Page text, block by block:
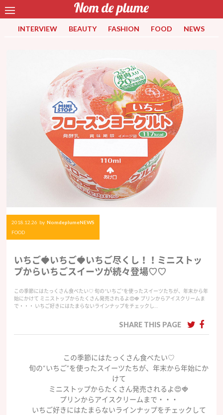
INTERVIEW BEAUTY FASHION FOOD NEWS
2018.12.26 by NomdeplumeNEWS
FOOD
いちご🍓いちご🍓いちご尽くし！！ミニストッ
プからいちごスイーツが続々登場♡♡
この季節にはたっくさん食べたい♡ 旬の“いちご”を使ったスイーツたちが、年末から年
始にかけて ミニストップからたくさん発売されるよ😍🍓 プリンからアイスクリームま
で・・・ いちご好きにはたまらないラインナップをチェックし…
SHARE THIS PAGE
この季節にはたっくさん食べたい♡
旬の“いちご”を使ったスイーツたちが、年末から年始にか
けて
ミニストップからたくさん発売されるよ😍🍓
プリンからアイスクリームまで・・・
いちご好きにはたまらないラインナップをチェックして